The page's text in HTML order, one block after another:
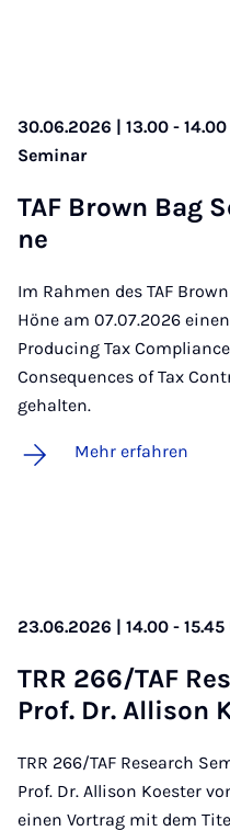
30.06.2026 | 13.00 -
Seminar
TAF Brown Bag
ne
Im Rahmen des TAF
Höne am 07.07.2026
Producing Tax
Consequences of Tax
gehalten.
Mehr erfahren
23.06.2026 | 14.00 -
TRR 266/TAF
Prof. Dr. Al­li­son
TRR 266/TAF Research
Prof. Dr. Allison Koester
einen Vortrag mit dem